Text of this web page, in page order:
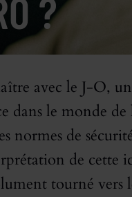
?
avec le J-O,
dans le monde
normes de
de cette
tourné